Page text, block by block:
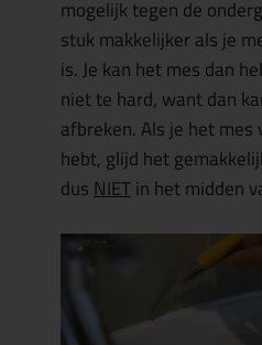
mogelijk tegen de
stuk makkelijker als je
is. Je kan het mes dan
niet te hard, want dan
afbreken. Als je het
hebt, glijd het
dusNIETin het midden